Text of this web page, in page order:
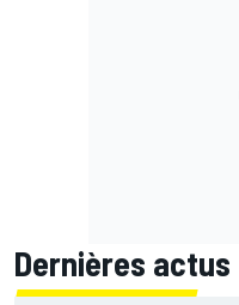
Dernières actus